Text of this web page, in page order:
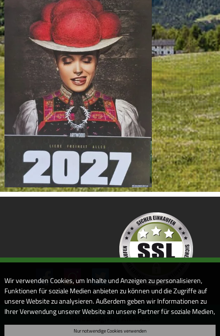
Webdesign by ARANES
Wir verwenden Cookies, um Inhalte und Anzeigen zu personalisieren,
Funktionen für soziale Medien anbieten zu können und die Zugriffe auf
unsere Website zu analysieren. Außerdem geben wir Informationen zu
Ihrer Verwendung unserer Website an unsere Partner für soziale Medien,
Informationen möglicherweise mit weiteren Daten zusammen, die Sie
Nur notwendige Cookies verwenden